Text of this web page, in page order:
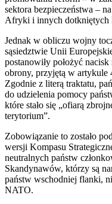
sektora bezpieczeństwa –
Afryki i innych dotkniętych
Jednak w obliczu wojny
sąsiedztwie Unii
postanowiły położyć
obrony, przyjętą w artykule
Zgodnie z literą traktatu,
do udzielenia pomocy
które stało się „ofiarą
terytorium”.
Zobowiązanie to zostało
wersji Kompasu
neutralnych państw
Skandynawów, którzy są
państw wschodniej flanki,
NATO.